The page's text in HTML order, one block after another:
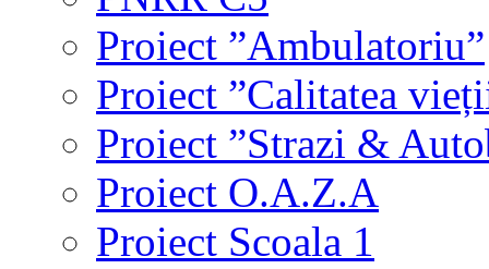
Proiect ”Ambulatoriu”
Proiect ”Calitatea
Proiect ”Strazi &
Proiect O.A.Z.A
Proiect Scoala 1